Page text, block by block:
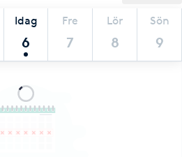
Idag
6
Fre
7
Lör
8
Sön
9